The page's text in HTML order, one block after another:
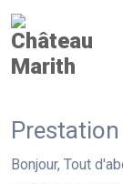
Bonjour, Tout